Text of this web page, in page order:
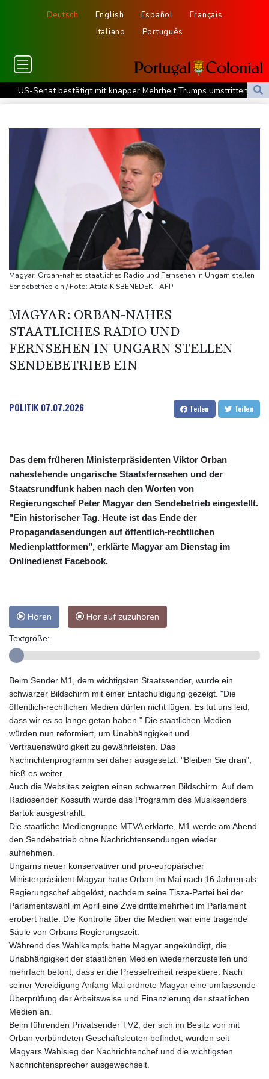
Deutsch English Español
Français
Italiano
Português
US-Senat bestätigt mit knapper Mehrheit Trumps umstrittenen
Justizminister Blanche
Bronze
Frankreich: Crémant-Lese in Burgund beginnt wegen Hitzewellen
so früh wie nie
Europas Automarkt wächst, doch der E-Auto-Boom verschärft
den Druck
Klinsmann über Horror-Verletzung: "Ich hatte Glück"
Brand in Recyclinganlage in Rotterdam
Verkehrsminister Bilger verteidigt Aussetzung von
Sonntagsfahrverbot für Lkw
Maextro S800: Chinas Luxusangriff auf Maybach und S-Klasse
Leverkusen verlängert mit Carro und Rolfes
Opel Grandland Electric AWD: Zugkraft für den Wohnwagen
Magyar: Orban-nahes staatliches Radio und Fernsehen in Ungarn stellen
Sendebetrieb ein / Foto: Attila KISBENEDEK - AFP
MAGYAR: ORBAN-NAHES
STAATLICHES RADIO UND
FERNSEHEN IN UNGARN STELLEN
SENDEBETRIEB EIN
POLITIK 07.07.2026 Teilen Teilen
Das dem früheren Ministerpräsidenten Viktor Orban
nahestehende ungarische Staatsfernsehen und der
Staatsrundfunk haben nach den Worten von
Regierungschef Peter Magyar den Sendebetrieb eingestellt.
"Ein historischer Tag. Heute ist das Ende der
Propagandasendungen auf öffentlich-rechtlichen
Medienplattformen", erklärte Magyar am Dienstag im
Onlinedienst Facebook.
Hören Hör auf zuzuhören
Textgröße:
Beim Sender M1, dem wichtigsten Staatssender, wurde ein
schwarzer Bildschirm mit einer Entschuldigung gezeigt. "Die
öffentlich-rechtlichen Medien dürfen nicht lügen. Es tut uns leid,
dass wir es so lange getan haben." Die staatlichen Medien
würden nun reformiert, um Unabhängigkeit und
Vertrauenswürdigkeit zu gewährleisten. Das
Nachrichtenprogramm sei daher ausgesetzt. "Bleiben Sie dran",
hieß es weiter.
Auch die Websites zeigten einen schwarzen Bildschirm. Auf dem
Radiosender Kossuth wurde das Programm des Musiksenders
Bartok ausgestrahlt.
Die staatliche Mediengruppe MTVA erklärte, M1 werde am Abend
den Sendebetrieb ohne Nachrichtensendungen wieder
aufnehmen.
Ungarns neuer konservativer und pro-europäischer
Ministerpräsident Magyar hatte Orban im Mai nach 16 Jahren als
Regierungschef abgelöst, nachdem seine Tisza-Partei bei der
Parlamentswahl im April eine Zweidrittelmehrheit im Parlament
erobert hatte. Die Kontrolle über die Medien war eine tragende
Säule von Orbans Regierungszeit.
Während des Wahlkampfs hatte Magyar angekündigt, die
Unabhängigkeit der staatlichen Medien wiederherzustellen und
mehrfach betont, dass er die Pressefreiheit respektiere. Nach
seiner Vereidigung Anfang Mai ordnete Magyar eine umfassende
Überprüfung der Arbeitsweise und Finanzierung der staatlichen
Medien an.
Beim führenden Privatsender TV2, der sich im Besitz von mit
Orban verbündeten Geschäftsleuten befindet, wurden seit
Magyars Wahlsieg der Nachrichtenchef und die wichtigsten
Nachrichtensprecher ausgewechselt.